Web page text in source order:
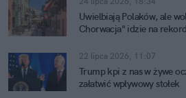
Uwielbiają Polaków, ale
Chorwacja" idzie na rekord
22 lipca 2026, 11:07
Trump kpi z nas w żywe
załatwić wpływowy stołek